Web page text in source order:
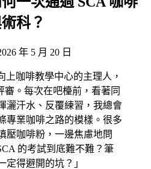
科？
年 5 月 20 日
上咖啡教學中心的主理人，
審。每次在吧檯前，看著同
灑汗水、反覆練習，我總會
專業咖啡之路的模樣。很多
壓咖啡粉，一邊焦慮地問
的考試到底難不難？筆
定得避開的坑？」